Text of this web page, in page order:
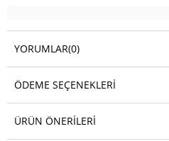
YORUMLAR(0)
ÖDEME SEÇENEKLERI
ÜRÜN ÖNERILERI